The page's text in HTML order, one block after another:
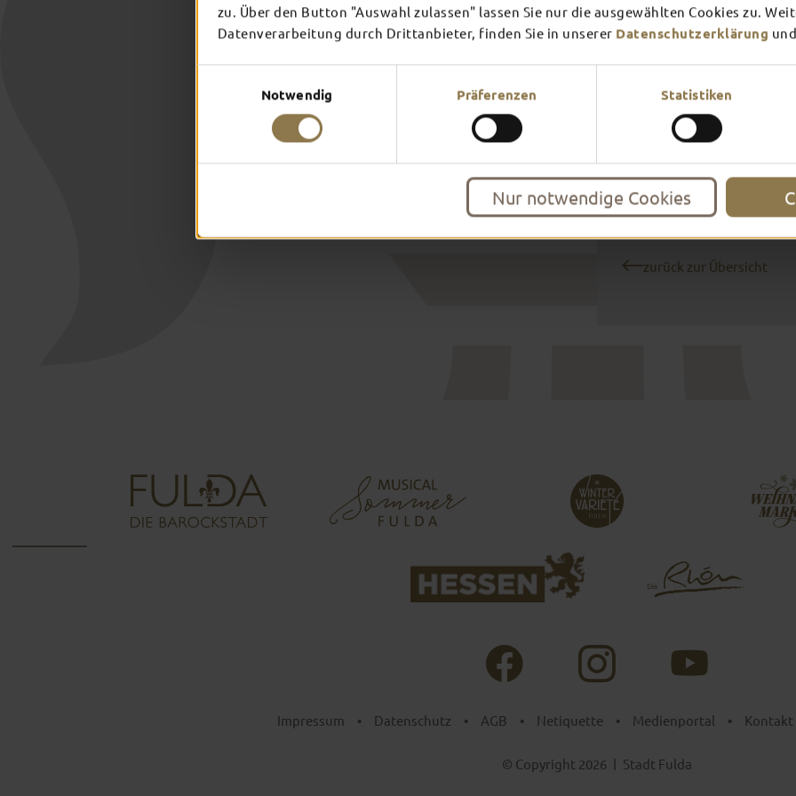
zu. Über den Button "Auswahl zulassen" lassen Sie nur die ausgewählten Cookies zu.
Datenverarbeitung durch Drittanbieter, finden Sie in unserer Datenschutzerklärung
Notwendig Präferenzen Statistiken
Nur notwendige Cookies
Gelegenheit, Friesland,
kennenzulernen“, so Höhl.
Der Neiselmarkt vor der
August mittwochs bis
Zum Domplatzkonzert mit
Dienstag geöffnet.
zurück zur Übersicht
Impressum • Datenschutz • AGB • Netiquette • Medienportal • Kontakt
© Copyright 2026 | Stadt Fulda